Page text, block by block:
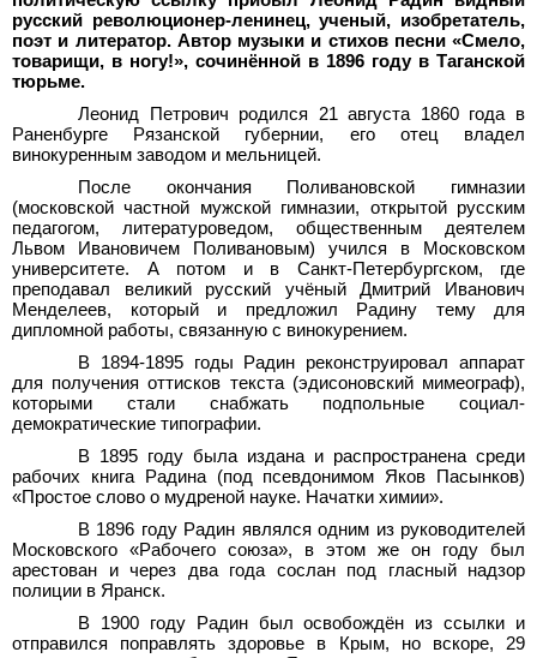
русский революционер-ленинец, ученый, изобретатель,
поэт и литератор. Автор музыки и стихов песни «Смело,
товарищи, в ногу!», сочинённой в 1896 году в Таганской
тюрьме.
Леонид Петрович родился 21 августа 1860 года в
Раненбурге Рязанской губернии, его отец владел
винокуренным заводом и мельницей.
После окончания Поливановской гимназии
(московской частной мужской гимназии, открытой русским
педагогом, литературоведом, общественным деятелем
Львом Ивановичем Поливановым) учился в Московском
университете. А потом и в Санкт-Петербургском, где
преподавал великий русский учёный Дмитрий Иванович
Менделеев, который и предложил Радину тему для
дипломной работы, связанную с винокурением.
В 1894-1895 годы Радин реконструировал аппарат
для получения оттисков текста (эдисоновский мимеограф),
которыми стали снабжать подпольные социал-
демократические типографии.
В 1895 году была издана и распространена среди
рабочих книга Радина (под псевдонимом Яков Пасынков)
«Простое слово о мудреной науке. Начатки химии».
В 1896 году Радин являлся одним из руководителей
Московского «Рабочего союза», в этом же он году был
арестован и через два года сослан под гласный надзор
полиции в Яранск.
В 1900 году Радин был освобождён из ссылки и
отправился поправлять здоровье в Крым, но вскоре, 29